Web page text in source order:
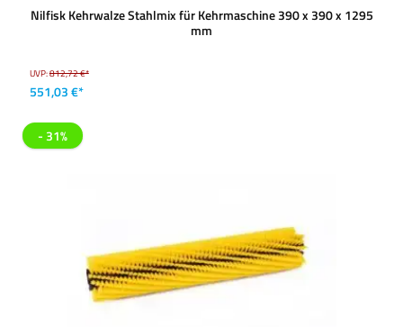
Nilfisk Kehrwalze Stahlmix für Kehrmaschine 390 x 390 x 1295
mm
UVP:812,72 €*
551,03 €*
- 31%